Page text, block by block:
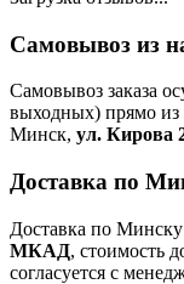
Самовывоз из
Самовывоз заказа
выходных) прямо из
Минск, ул. Кирова
Доставка по
Доставка по Минску
МКАД, стоимость
согласуется с